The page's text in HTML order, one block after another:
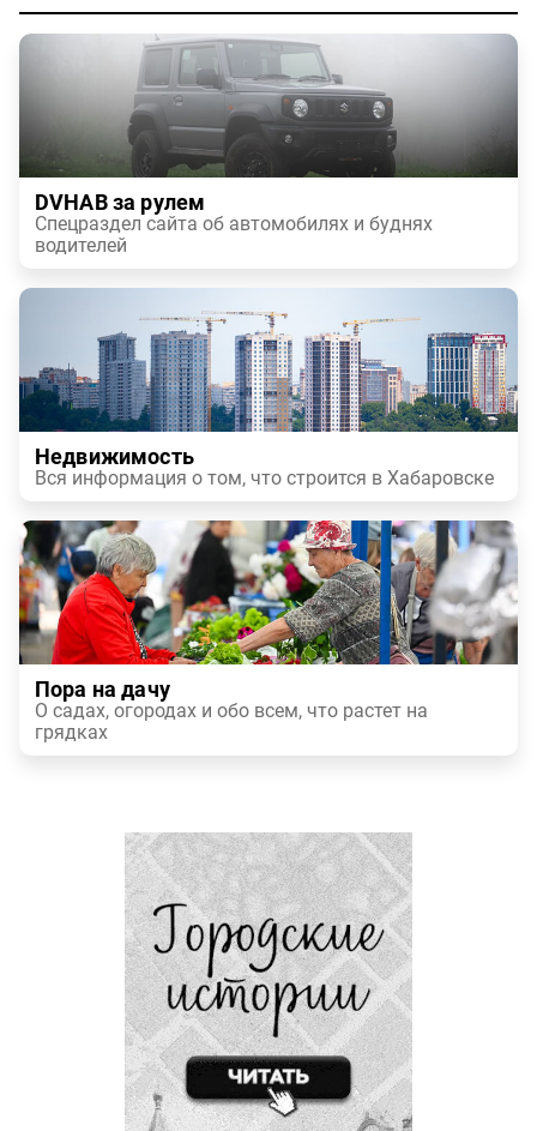
DVHAB за рулем
Спецраздел сайта об автомобилях и буднях
водителей
Недвижимость
Вся информация о том, что строится в Хабаровске
Пора на дачу
О садах, огородах и обо всем, что растет на
грядках